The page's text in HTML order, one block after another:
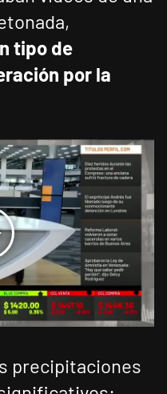
tipo de
por la
precipitaciones